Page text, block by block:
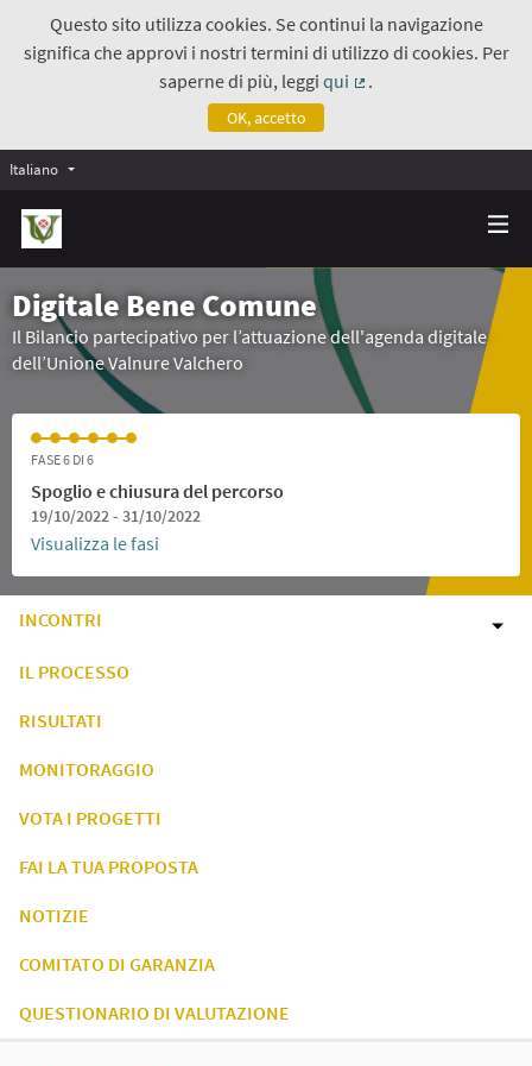
Questo sito utilizza cookies. Se continui la navigazione
significa che approvi i nostri termini di utilizzo di cookies. Per
saperne di più, leggiqui
.
OK, accetto
Italiano
Digitale Bene Comune
Il Bilancio partecipativo per l’attuazione dell'agenda digitale
dell’Unione Valnure Valchero
FASE 6 DI 6
Spoglio e chiusura del percorso
19/10/2022 - 31/10/2022
Visualizza le fasi
INCONTRI
IL PROCESSO
RISULTATI
MONITORAGGIO
VOTA I PROGETTI
FAI LA TUA PROPOSTA
NOTIZIE
COMITATO DI GARANZIA
QUESTIONARIO DI VALUTAZIONE